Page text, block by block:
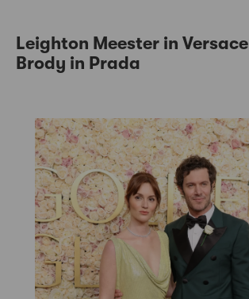
Leighton Meester in
Brody in Prada